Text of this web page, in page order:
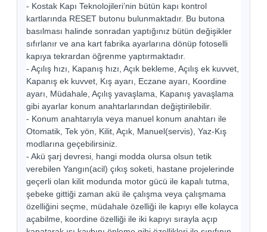
- Kostak Kapı Teknolojileri’nin bütün kapı kontrol
kartlarında RESET butonu bulunmaktadır. Bu butona
basılması halinde sonradan yaptığınız bütün değişikler
sıfırlanır ve ana kart fabrika ayarlarına dönüp fotoselli
kapıya tekrardan öğrenme yaptırmaktadır.
- Açılış hızı, Kapanış hızı, Açık bekleme, Açılış ek kuvvet,
Kapanış ek kuvvet, Kış ayarı, Eczane ayarı, Koordine
ayarı, Müdahale, Açılış yavaşlama, Kapanış yavaşlama
gibi ayarlar konum anahtarlarından değiştirilebilir.
- Konum anahtarıyla veya manuel konum anahtarı ile
Otomatik, Tek yön, Kilit, Açık, Manuel(servis), Yaz-Kış
modlarına geçebilirsiniz.
- Akü şarj devresi, hangi modda olursa olsun tetik
verebilen Yangın(acil) çıkış soketi, hastane projelerinde
geçerli olan kilit modunda motor gücü ile kapalı tutma,
şebeke gittiği zaman akü ile çalışma veya çalışmama
özelliğini seçme, müdahale özelliği ile kapıyı elle kolayca
açabilme, koordine özelliği ile iki kapıyı sırayla açıp